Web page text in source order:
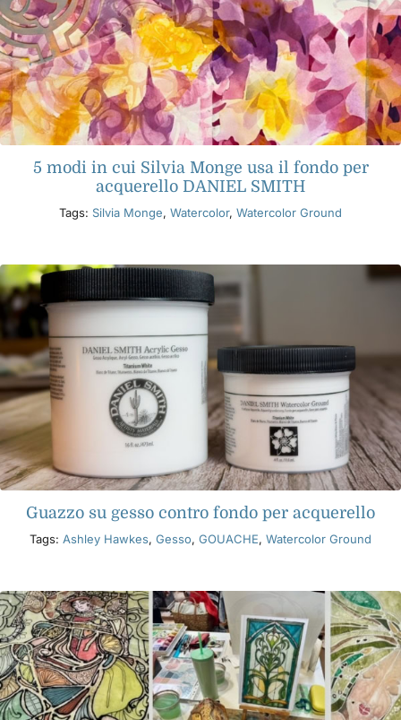
5 modi in cui Silvia Monge usa il fondo per
acquerello DANIEL SMITH
Tags: Silvia Monge, Watercolor, Watercolor Ground
Guazzo su gesso contro fondo per acquerello
Tags: Ashley Hawkes, Gesso, GOUACHE, Watercolor Ground